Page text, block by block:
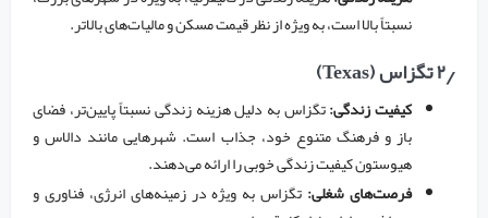
نسبتاً بالا است، به ویژه از نظر قیمت مسکن و مالیات‌های بالاتر.
۲٫ تگزاس (Texas)
کیفیت زندگی:تگزاس به دلیل هزینه زندگی نسبتاً پایین‌تر، فضای
باز و فرهنگ متنوع خود، جذاب است. شهرهایی مانند دالاس و
هیوستون کیفیت زندگی خوبی را ارائه می‌دهند.
فرصت‌های شغلی: تگزاس به ویژه در زمینه‌های انرژی، فناوری و